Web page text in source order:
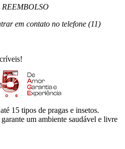
em contato no telefone (11)
15 tipos de pragas e insetos.
um ambiente saudável e livre